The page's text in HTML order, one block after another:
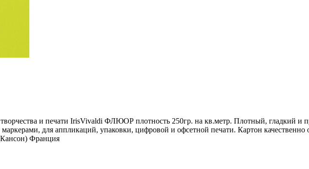
и печати IrisVivaldi ФЛЮОР плотность 250гр. на кв.метр. Плотный, гладкий и
для аппликаций, упаковки, цифровой и офсетной печати. Картон
Франция